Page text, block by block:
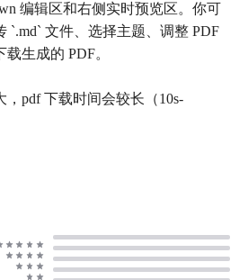
编辑区和右侧实时预览区。你可
`.md` 文件、选择主题、调整 PDF
生成的 PDF。
pdf 下载时间会较长（10s-